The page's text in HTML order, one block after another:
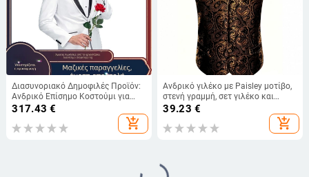
Διασυνοριακό Δημοφιλές Προϊόν:
Ανδρικό Επίσημο Κοστούμι για
Άνοιξη 2025, Λευκό Σατέν
317.43 €
add_shopping_cart
Ανδρικό γιλέκο με Paisley μοτίβο,
στενή γραμμή, σετ γιλέκο και
γραβάτα
39.23 €
add_shopping_cart